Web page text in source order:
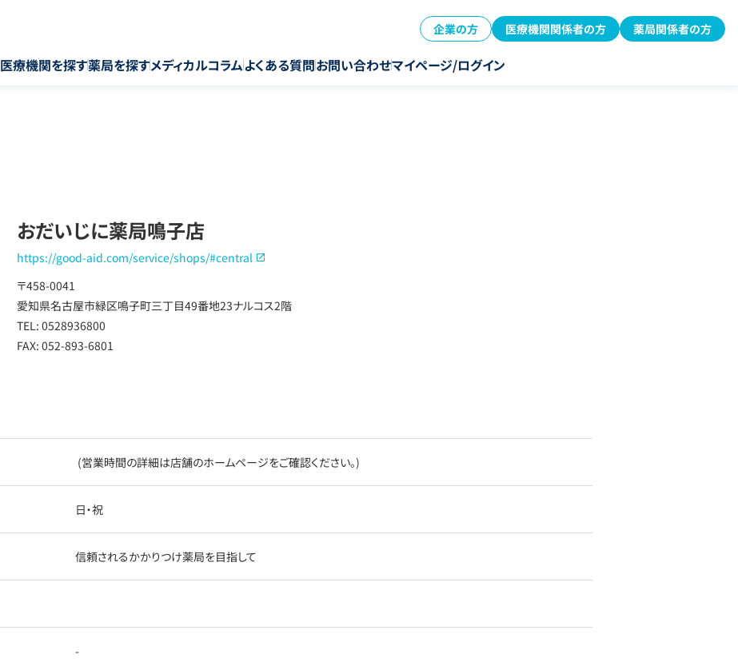
企業の方 医療機関関係者の方 薬局関係者の方
医療機関を探す薬局を探すメディカルコラムよくある質問お問い合わせマイページ/ログイン
おだいじに薬局鳴子店
https://good-aid.com/service/shops/#central
〒458-0041
愛知県名古屋市緑区鳴子町三丁目49番地23ナルコス2階
TEL: 0528936800
FAX: 052-893-6801
(営業時間の詳細は店舗のホームページをご確認ください。)
日・祝
信頼されるかかりつけ薬局を目指して
-